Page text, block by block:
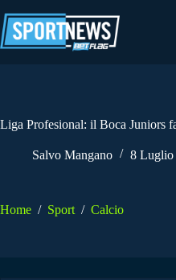
al
contenuto
Liga Profesional: il Boca Juniors
Salvo Mangano 8 Luglio
Home / Sport / Calcio